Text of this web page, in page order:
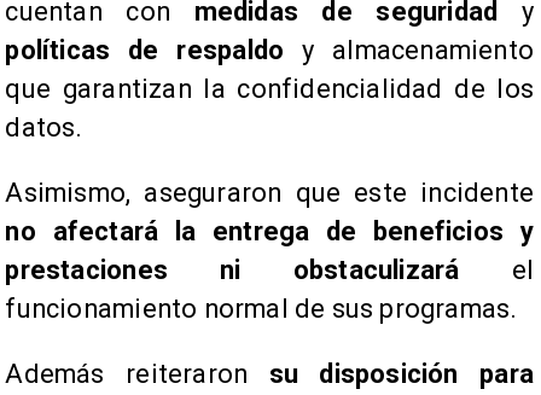
cuentan con medidas de seguridad y
políticas de respaldoy almacenamiento
que garantizan la confidencialidad de los
datos.
Asimismo, aseguraron que este incidente
no afectará la entrega de beneficios y
prestaciones ni obstaculizará el
funcionamiento normal de sus programas.
Además reiteraron su disposición para